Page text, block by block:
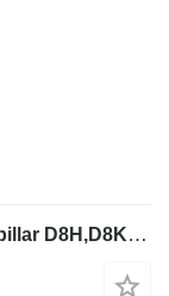
8N-5676 camisa de cilindro para Caterpillar D8H,D8K,D342 bulldozer